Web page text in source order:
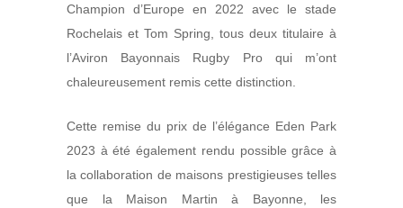
Champion d’Europe en 2022 avec le stade
Rochelais et Tom Spring, tous deux titulaire à
l’Aviron Bayonnais Rugby Proqui m’ont
chaleureusement remis cette distinction.
Cette remise du prix de l’élégance Eden Park
2023 à été également rendu possible grâce à
la collaboration de maisons prestigieuses telles
que la Maison Martin à Bayonne, les